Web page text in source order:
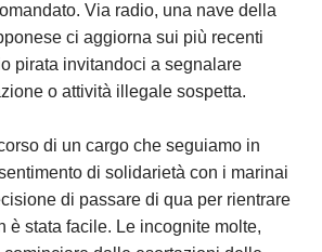
Via radio, una nave della
ci aggiorna sui più recenti
pirata invitandoci a segnalare
o attività illegale sospetta.
di un cargo che seguiamo in
di solidarietà con i marinai
di passare di qua per rientrare
è stata facile. Le incognite molte,